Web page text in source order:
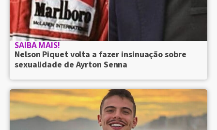
SAIBA MAIS!
Nelson Piquet volta a fazer insinuação sobre
sexualidade de Ayrton Senna